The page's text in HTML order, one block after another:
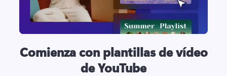
Comienza con plantillas de vídeo
de YouTube